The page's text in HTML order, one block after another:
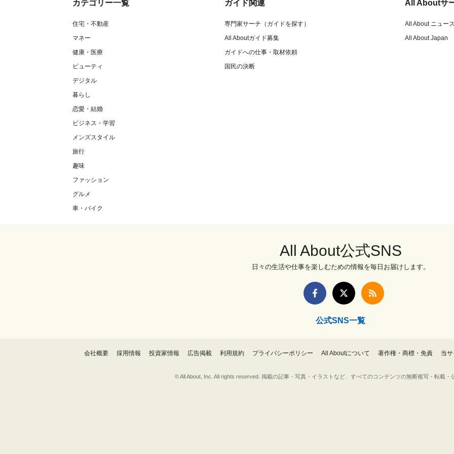
カテゴリー一覧
住宅・不動産
マネー
健康・医療
ビューティ
デジタル
暮らし
恋愛・結婚
ビジネス・学習
メンズスタイル
旅行
趣味
ファッション
グルメ
車・バイク
ガイド関連
専門家サーチ（ガイドを探す）
All Aboutガイド募集
ガイドへの仕事・取材依頼
国民の決断
All Aboutサ
All About ニュース
All About Japan
All About公式SNS
日々の生活や仕事を楽しむための情報を毎日お届けします。
公式SNS一覧
会社概要 採用情報 投資家情報 広告掲載 利用規約 プライバシーポリシー All Aboutについて 著作権・商標・免責 当
© All About, Inc. All rights reserved. 掲載の記事・写真・イラストなど、すべてのコンテンツの無断複写・転載・